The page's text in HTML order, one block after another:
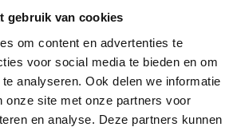
gebruik van cookies
om content en advertenties te
voor social media te bieden en om
analyseren. Ook delen we informatie
onze site met onze partners voor
en analyse. Deze partners kunnen
uitbesteden?
Laat ons het doen!